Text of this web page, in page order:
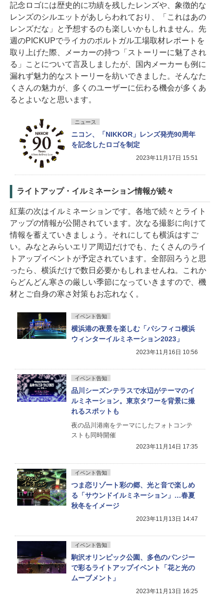
記念ロゴには歴史的に功績を残したレンズや、象徴的な
レンズのシルエットがあしらわれており、「これはあの
レンズだな」と予想するのも楽しいかもしれません。先
週のPICKUPでライカのポルトガル工場取材レポートを
取り上げた際、メーカーの持つ「ストーリーに魅了され
る」ことについて言及しましたが、国内メーカーも例に
漏れず魅力的なストーリーを紡いできました。そんなた
くさんの魅力が、多くのユーザーに伝わる機会が多くあ
るとよいなと思います。
ニュース
ニコン、「NIKKOR」レンズ発売90周年
を記念したロゴを制定
2023年11月17日 15:51
ライトアップ・イルミネーション情報が続々
紅葉の次はイルミネーションです。各地で続々とライト
アップの情報が公開されています。次なる撮影に向けて
情報を蓄えていきましょう。それにしても横浜はすご
い。みなとみらいエリア周辺だけでも、たくさんのライ
トアップイベントが予定されています。全部回ろうと思
ったら、横浜だけで数日必要かもしれませんね。これか
らどんどん寒さの厳しい季節になっていきますので、機
材とご自身の寒さ対策もお忘れなく。
イベント告知
横浜港の夜景を楽しむ「パシフィコ横浜
ウィンターイルミネーション2023」
2023年11月16日 10:56
イベント告知
品川シーズンテラスで水辺がテーマのイ
ルミネーション。東京タワーを背景に撮
れるスポットも
夜の品川港南をテーマにしたフォトコンテ
ストも同時開催
2023年11月14日 17:35
イベント告知
つま恋リゾート彩の郷、光と音で楽しめ
る「サウンドイルミネーション」…春夏
秋冬をイメージ
2023年11月13日 14:47
イベント告知
駒沢オリンピック公園、多色のパンジー
で彩るライトアップイベント「花と光の
ムーブメント」
2023年11月13日 16:25